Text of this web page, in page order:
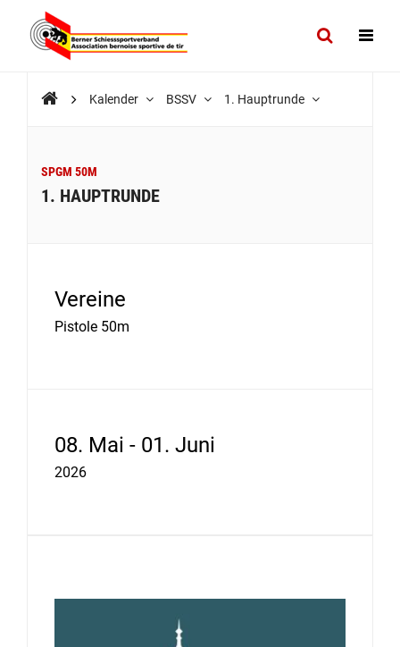
Kalender BSSV 1. Hauptrunde
SPGM 50M
1. HAUPTRUNDE
Vereine
Pistole 50m
08. Mai - 01. Juni
2026